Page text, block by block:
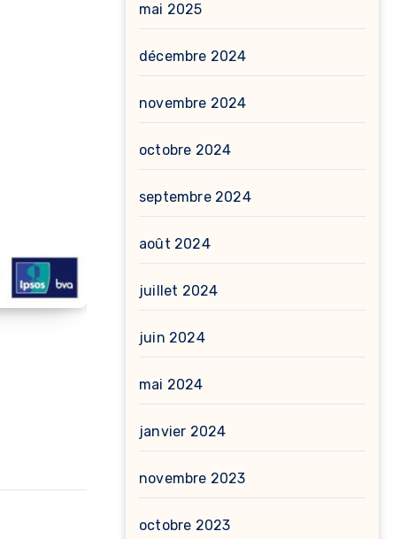
mai 2025
décembre 2024
novembre 2024
octobre 2024
septembre 2024
août 2024
juillet 2024
juin 2024
mai 2024
janvier 2024
novembre 2023
octobre 2023